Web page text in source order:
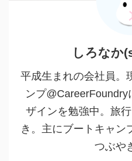
しろなか
平成生まれの会社員。
ンプ
ザインを勉強中。旅
き。主にブートキャン
つぶや